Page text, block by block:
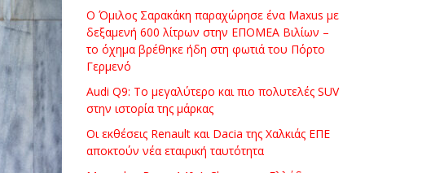
Ο Όμιλος Σαρακάκη παραχώρησε ένα Maxus με
δεξαμενή 600 λίτρων στην ΕΠΟΜΕΑ Βιλίων –
το όχημα βρέθηκε ήδη στη φωτιά του Πόρτο
Γερμενό
Audi Q9: Το μεγαλύτερο και πιο πολυτελές SUV
στην ιστορία της μάρκας
Οι εκθέσεις Renault και Dacia της Χαλκιάς ΕΠΕ
αποκτούν νέα εταιρική ταυτότητα